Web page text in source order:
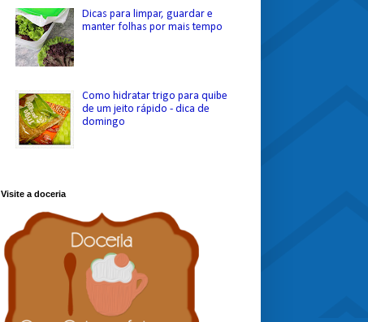
Dicas para limpar, guardar e
manter folhas por mais tempo
Como hidratar trigo para quibe
de um jeito rápido - dica de
domingo
Visite a doceria